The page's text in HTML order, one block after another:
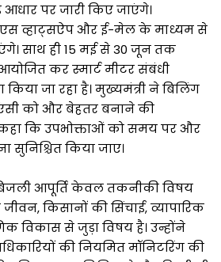
पर जारी किए जाएंगे।
व्हाट्सऐप और ई-मेल के माध्यम से
साथ ही 15 मई से 30 जून तक
कर स्मार्ट मीटर संबंधी
जा रहा है। मुख्यमंत्री ने बिलिंग
को और बेहतर बनाने की
कि उपभोक्ताओं को समय पर और
सुनिश्चित किया जाए।
आपूर्ति केवल तकनीकी विषय
किसानों की सिंचाई, व्यापारिक
विकास से जुड़ा विषय है। उन्होंने
की नियमित मॉनिटरिंग की